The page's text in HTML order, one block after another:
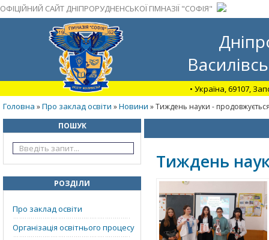
ОФІЦІЙНИЙ САЙТ ДНІПРОРУДНЕНСЬКОЇ ГІМНАЗІЇ "СОФІЯ"
• Україна, 69107,
Головна »Про заклад освіти »Новини » Тиждень науки -
ПОШУК
РОЗДІЛИ
Про заклад освіти
Організація освітнього процесу
Тиждень